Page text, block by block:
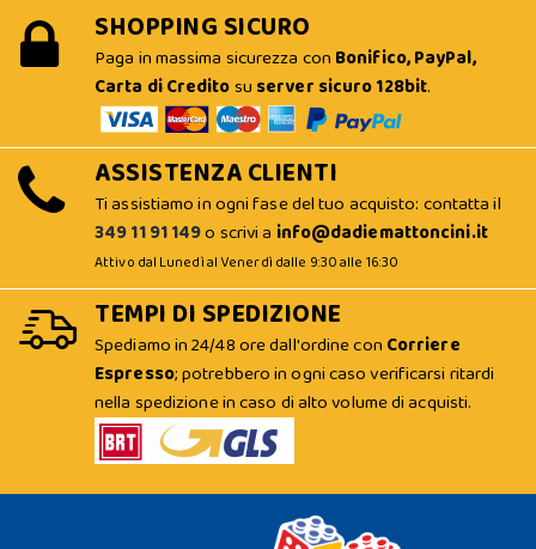
SHOPPING SICURO
Paga in massima sicurezza con Bonifico, PayPal,
Carta di Creditosu server sicuro 128bit.
ASSISTENZA CLIENTI
Ti assistiamo in ogni fase del tuo acquisto: contatta il
349 11 91 149o scrivi a info@dadiemattoncini.it
Attivo dal Lunedì al Venerdì dalle 9:30 alle 16:30
TEMPI DI SPEDIZIONE
Spediamo in 24/48 ore dall'ordine con Corriere
Espresso; potrebbero in ogni caso verificarsi ritardi
nella spedizione in caso di alto volume di acquisti.